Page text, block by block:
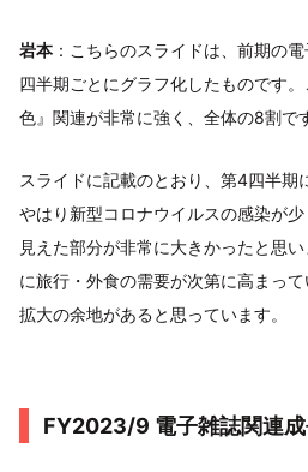
岩本 ：こちらのスライドは、前期の
四半期ごとにグラフ化したものです
色』関連が非常に強く、全体の8割で
スライドに記載のとおり、第4四半期
やはり新型コロナウイルスの感染が
見えた部分が非常に大きかったと思
に旅行・外食の需要が次第に高まっ
拡大の余地があると思っています。
FY2023/9 電子雑誌関連